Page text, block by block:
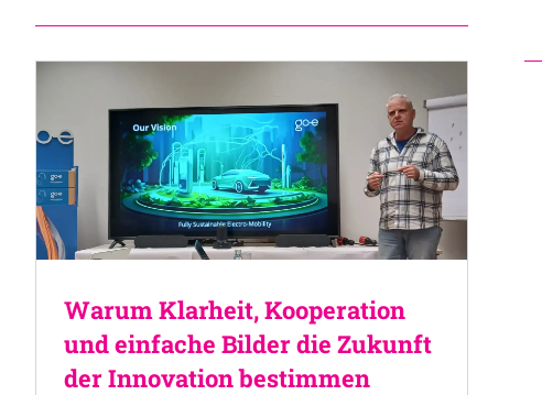
Warum Klarheit, Kooperation
und einfache Bilder die Zukunft
der Innovation bestimmen